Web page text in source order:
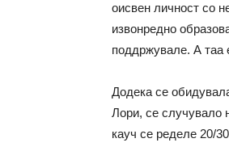
оисвен личност со
извонредно
поддржувале. А таа
Додека се
Лори, се случувало
кауч се ределе 20/